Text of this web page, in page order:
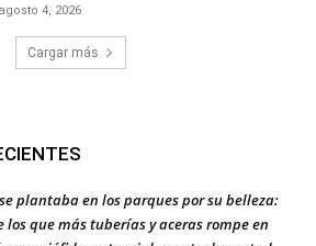
agosto 4, 2026
Cargar más
plantaba en los parques por su belleza:
los que más tuberías y aceras rompe en